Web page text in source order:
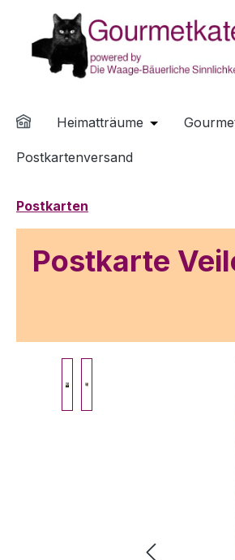
Hauptinhalt springen
Zur Suche springen
Zur Hauptnavigation springen
Heimatträume Öffne oder
Postkartenversand
Postkarten
Postkarte